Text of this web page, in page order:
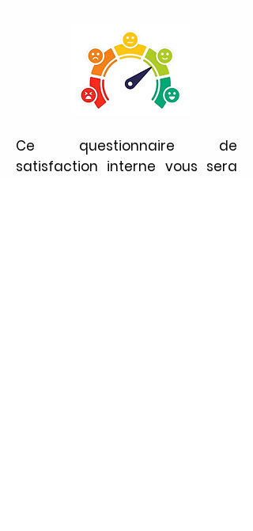
Ce questionnaire de
satisfaction interne vous sera